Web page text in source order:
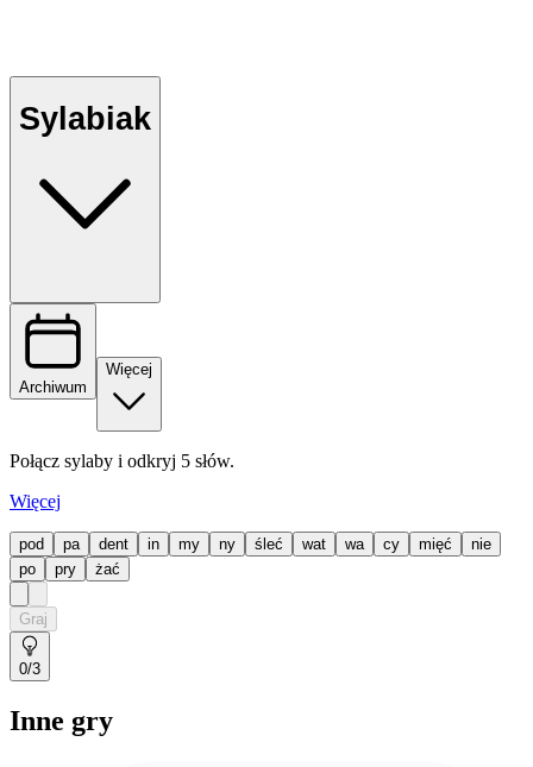
Sylabiak
Archiwum
Więcej
Połącz sylaby i odkryj 5 słów.
Więcej
pod pa dent in my ny śleć wat wa cy mięć
nie
po
pry żać
Graj
0/3
Inne gry